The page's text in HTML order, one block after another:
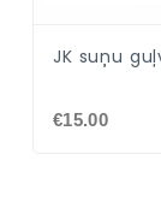
JK suņu
€15.00